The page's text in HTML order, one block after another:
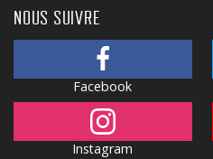
NOUS SUIVRE
Facebook
Instagram